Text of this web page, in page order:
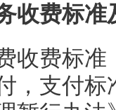
收费标准
收费标
，支付